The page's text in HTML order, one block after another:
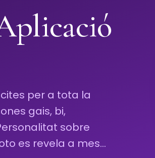
per a tota la
gais, bi,
sobre
es revela a mes…